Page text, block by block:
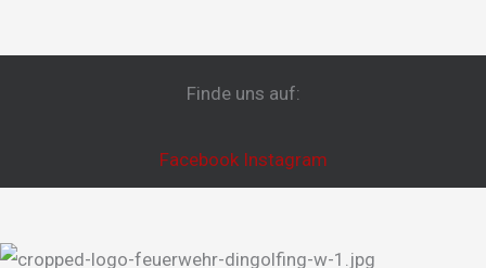
Finde uns auf:
Facebook Instagram